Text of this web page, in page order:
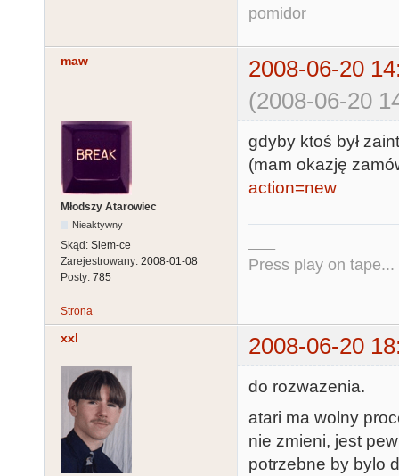
pomidor
maw
2008-06-20
(2008-06-20
Młodszy Atarowiec
Nieaktywny
Skąd: Siem-ce
Zarejestrowany: 2008-01-08
Posty: 785
gdyby ktoś był
(mam okazję
action=new
Press play on tape...
Strona
xxl 2008-06-20
do rozwazenia.
atari ma wolny
nie zmieni, jest
potrzebne by bylo